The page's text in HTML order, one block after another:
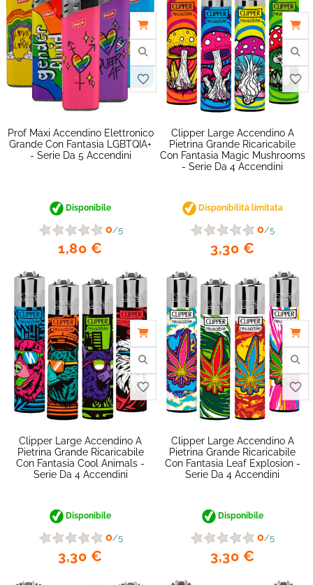
favorite_border
favorite_border
Prof Maxi Accendino Elettronico
Grande Con Fantasia LGBTQIA+
- Serie Da 5 Accendini
Disponibile
0/5
1,80 €
Clipper Large Accendino A
Pietrina Grande Ricaricabile
Con Fantasia Magic Mushrooms
- Serie Da 4 Accendini
Disponibilità limitata
0/5
3,30 €
Clipper Large Accendino A
Pietrina Grande Ricaricabile
Con Fantasia Cool Animals -
Serie Da 4 Accendini
Disponibile
0/5
3,30 €
Clipper Large Accendino A
Pietrina Grande Ricaricabile
Con Fantasia Leaf Explosion -
Serie Da 4 Accendini
Disponibile
0/5
3,30 €